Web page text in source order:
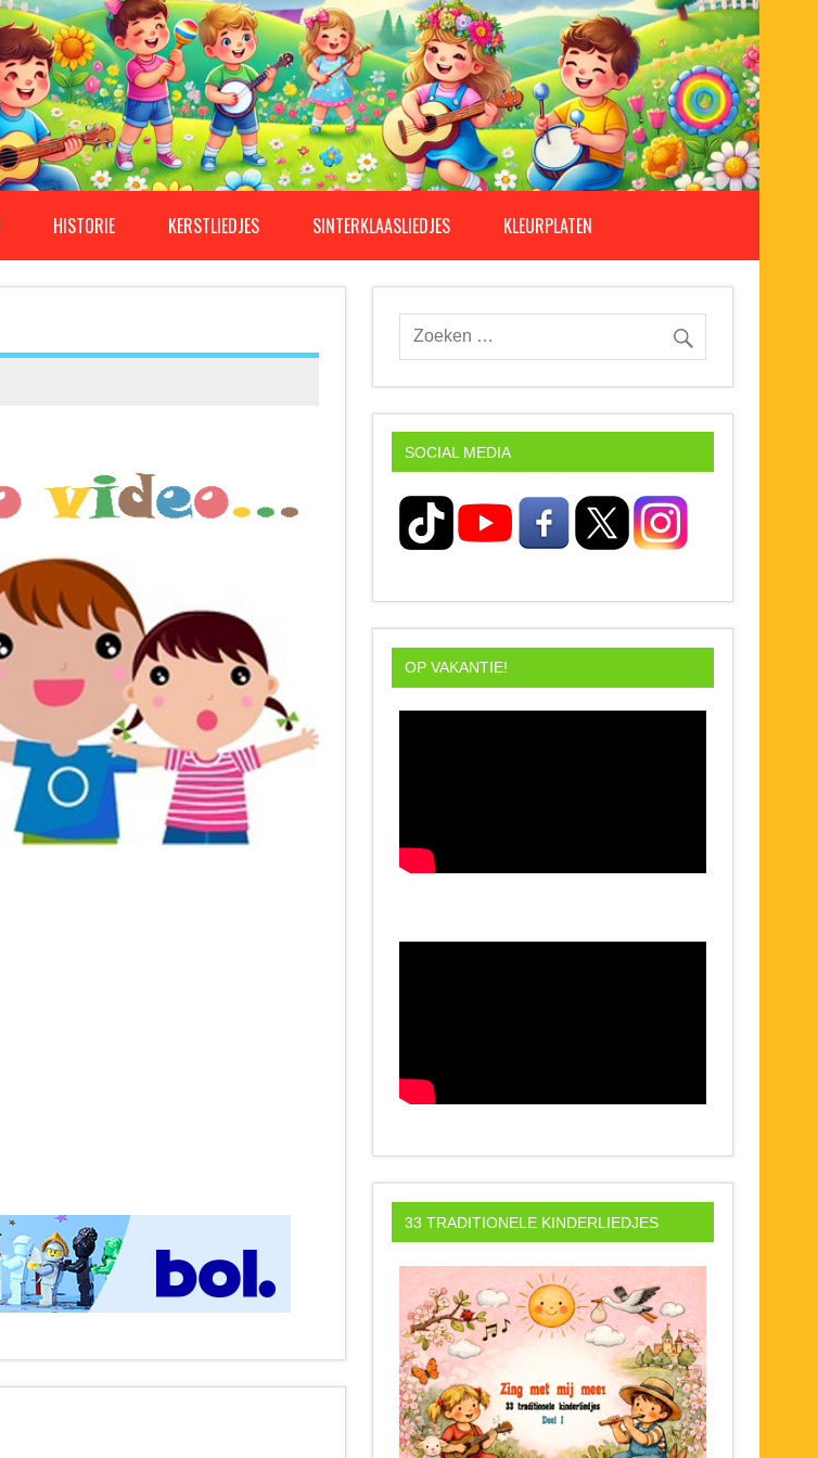
HISTORIE KERSTLIEDJES SINTERKLAASLIEDJES KLEURPLATEN
SOCIAL MEDIA
OP VAKANTIE!
33 TRADITIONELE KINDERLIEDJES